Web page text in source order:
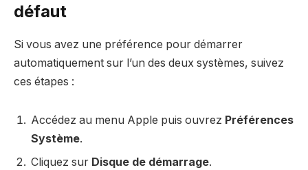
défaut
Si vous avez une préférence pour démarrer
automatiquement sur l’un des deux systèmes, suivez
ces étapes :
Accédez au menu Apple puis ouvrez Préférences
Système.
Cliquez sur Disque de démarrage.